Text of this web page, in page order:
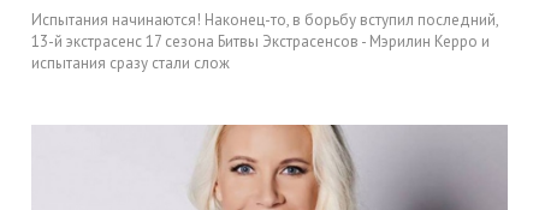
Испытания начинаются! Наконец-то, в борьбу вступил последний,
13-й экстрасенс 17 сезона Битвы Экстрасенсов - Мэрилин Керро и
испытания сразу стали слож